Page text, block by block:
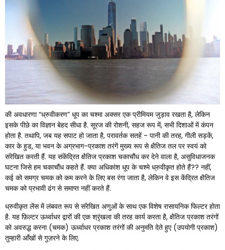
की अवधारणा “ध्रुवीकरण” धूप का चश्मा अक्सर एक प्रीमियम जुड़ाव रखता है, लेकिन
इसके पीछे का विज्ञान बेहद सीधा है. सूरज की रोशनी, सहज रूप में, सभी दिशाओं में कंपन
होता है. तथापि, जब यह सपाट हो जाता है, परावर्तक सतहें - पानी की तरह, गीली सड़कें,
कार के हुड, या भवन के अग्रभाग-प्रकाश तरंगें मुख्य रूप से क्षैतिज तल पर स्वयं को
संरेखित करती हैं. यह संकेंद्रित क्षैतिज प्रकाश चकाचौंध कर देने वाला है, असुविधाजनक
घटना जिसे हम चकाचौंध कहते हैं. क्या अधिकांश धूप के चश्मे ध्रुवीकृत होते हैं?? नहीं,
कई को समग्र चमक को कम करने के लिए बस रंगा जाता है, लेकिन वे इस केंद्रित क्षैतिज
चमक को प्रभावी ढंग से समाप्त नहीं करते हैं.
ध्रुवीकृत लेंस में लंबवत रूप से संरेखित अणुओं के साथ एक विशेष रासायनिक फिल्टर होता
है. यह फ़िल्टर ऊर्ध्वाधर द्वारों की एक श्रृंखला की तरह कार्य करता है, क्षैतिज प्रकाश तरंगों
को अवरुद्ध करना (चमक) ऊर्ध्वाधर प्रकाश तरंगों की अनुमति देते हुए (उपयोगी प्रकाश)
तुम्हारी आँखों से गुज़रने के लिए.